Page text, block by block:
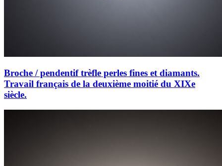
Broche / pendentif trèfle perles fines et diamants.
Travail français de la deuxième moitié du XIXe
siècle.